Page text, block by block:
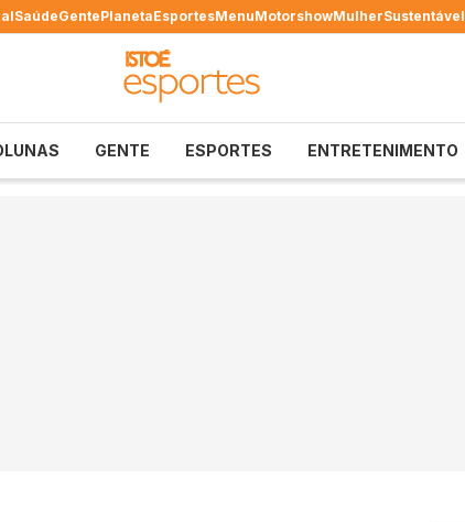
SaúdeGentePlanetaEsportesMenuMotorshowMulherSustentável
GENTE ESPORTES ENTRETENIMENTO